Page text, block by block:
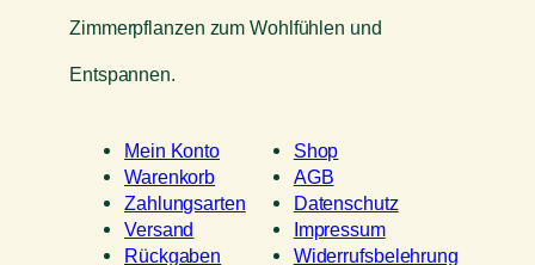
Zimmerpflanzen zum Wohlfühlen und
Entspannen.
Mein Konto
Warenkorb
Zahlungsarten
Versand
Rückgaben
Shop
AGB
Datenschutz
Impressum
Widerrufsbelehrung